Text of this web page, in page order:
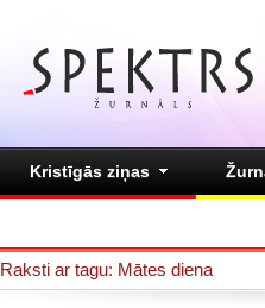
Kristīgās ziņas
Raksti ar tagu: Mātes diena